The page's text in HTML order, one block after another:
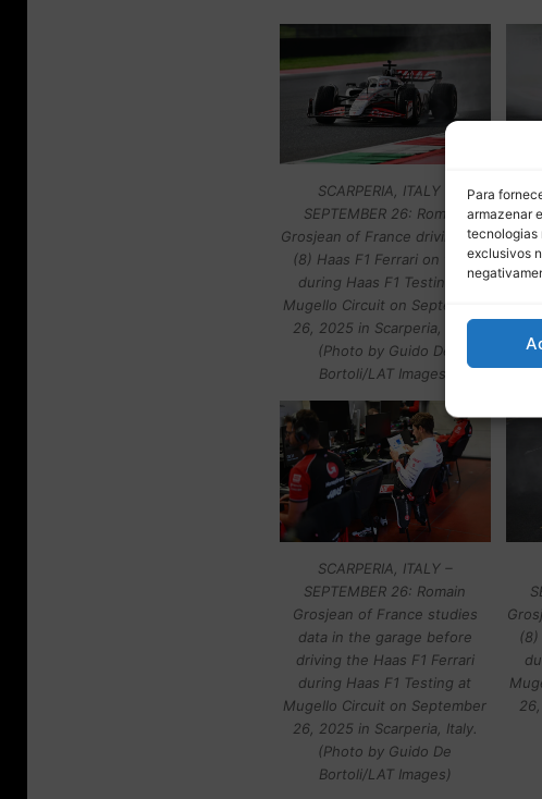
Para
armazenar
tecnologias
exclusivos
SCARPERIA, ITALY –
SEPTEMBER 26: Romain
Grosjean of France driving the
(8) Haas F1 Ferrari on track
during Haas F1 Testing at
Mugello Circuit on September
26, 2025 in Scarperia, Italy.
(Photo by Guido De
Bortoli/LAT Images)
(8)
SCARPERIA, ITALY –
SEPTEMBER 26: Romain
Grosjean of France studies
data in the garage before
driving the Haas F1 Ferrari
during Haas F1 Testing at
Mugello Circuit on September
26, 2025 in Scarperia, Italy.
(Photo by Guido De
Bortoli/LAT Images)
(8)